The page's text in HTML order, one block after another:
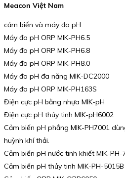
Meacon Việt Nam
cảm biến và máy đo pH
Máy đo pH ORP MIK-PH6.5
Máy đo pH ORP MIK-PH6.8
Máy đo pH ORP MIK-PH8.0
Máy đo pH đa năng MIK-DC2000
Máy đo pH ORP MIK-PH163S
Điện cực pH bằng nhựa MIK-pH
Điện cực pH thủy tinh MIK-pH6002
Cảm biến pH phẳng MIK-PH7001
huỳnh khí thải.
Cảm biến pH nước tinh khiết MIK-PH-
Cảm biến pH thủy tinh MIK-PH-5015B